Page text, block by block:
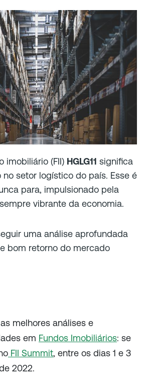
imobiliário (FII) HGLG11 significa
setor logístico do país. Esse é
para, impulsionado pela
vibrante da economia.
uma análise aprofundada
bom retorno do mercado
melhores análises e
em Fundos Imobiliários: se
FII Summit, entre os dias 1 e 3
2022.